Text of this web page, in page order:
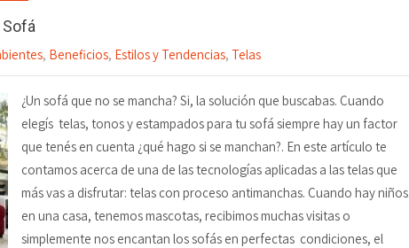
, Beneficios, Estilos y Tendencias, Telas
¿Un sofá que no se mancha? Si, la solución que buscabas. Cuando
elegís telas, tonos y estampados para tu sofá siempre hay un factor
que tenés en cuenta ¿qué hago si se manchan?. En este artículo te
contamos acerca de una de las tecnologías aplicadas a las telas que
más vas a disfrutar: telas con proceso antimanchas. Cuando hay niños
en una casa, tenemos mascotas, recibimos muchas visitas o
simplemente nos encantan los sofás en perfectas condiciones, el